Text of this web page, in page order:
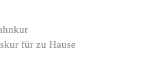
für zu Hause